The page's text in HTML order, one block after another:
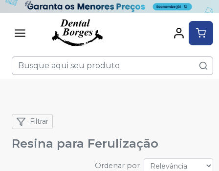
Filtrar
Resina para Ferulização
Ordenar por